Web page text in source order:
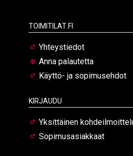
Toimitilat.fi
Yhteystiedot
Anna palautetta
Käyttö- ja sopimusehdot
Kirjaudu
Yksittäinen
Sopimusasiakkaat